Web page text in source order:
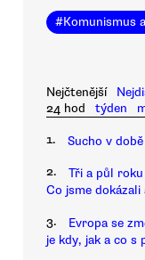
#Komunismus
Nejčtenější
24 hod
týden
1. Sucho v
2.
Tři a půl
Co jsme
3.
Evropa se
je kdy, jak a co s